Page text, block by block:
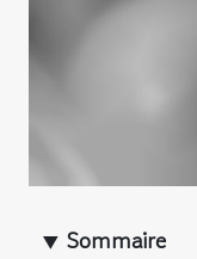
Sommaire